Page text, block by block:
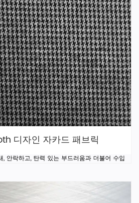
디자인 자카드 패브릭
안락하고, 탄력 있는 부드러움과 더불어 수입